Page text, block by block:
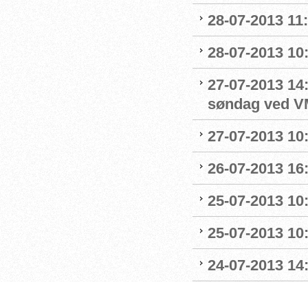
28-07-2013
28-07-2013
27-07-2013
søndag ved
27-07-2013
26-07-2013
25-07-2013
25-07-2013
24-07-2013